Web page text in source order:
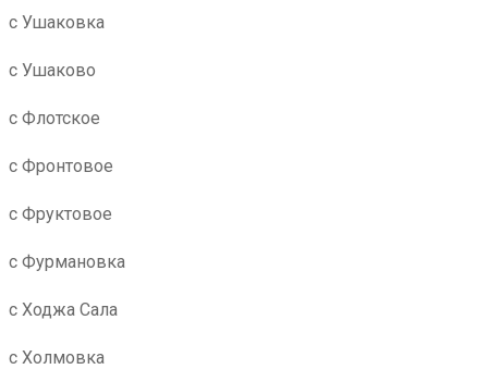
с Ушаковка
с Ушаково
с Флотское
с Фронтовое
с Фруктовое
с Фурмановка
с Ходжа Сала
с Холмовка